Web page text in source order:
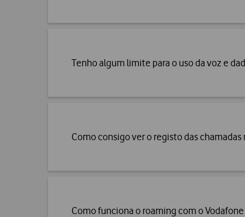
Tenho algum limite para o uso da voz e
Como consigo ver o registo das
Como funciona o roaming com o